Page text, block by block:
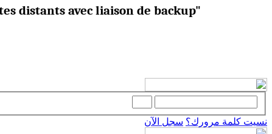
distants avec liaison de backup"
نسيت كلمة مرورك؟ سجل الآن